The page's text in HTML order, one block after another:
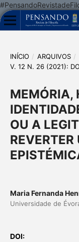
INÍCIO / ARQUIVOS /
V. 12 N. 26 (2021):
MEMÓRIA,
OU A
Maria Fernanda
Universidade de
DOI: